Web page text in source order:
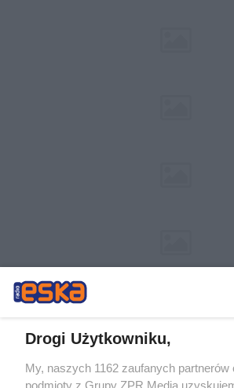
Żaden utwór zamieszczony w serwisie nie może
Drogi Użytkowniku,
My, naszych 1162 zaufanych partnerów
podmioty z Grupy ZPR Media